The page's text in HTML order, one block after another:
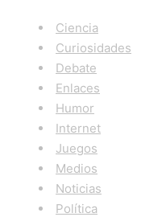
Ciencia
Curiosidades
Debate
Enlaces
Humor
Internet
Juegos
Medios
Noticias
Política